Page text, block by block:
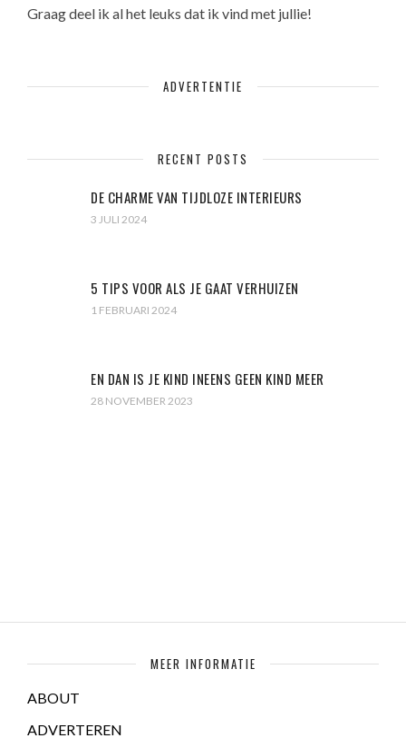
Graag deel ik al het leuks dat ik vind met jullie!
ADVERTENTIE
RECENT POSTS
DE CHARME VAN TIJDLOZE INTERIEURS
3 JULI 2024
5 TIPS VOOR ALS JE GAAT VERHUIZEN
1 FEBRUARI 2024
EN DAN IS JE KIND INEENS GEEN KIND MEER
28 NOVEMBER 2023
MEER INFORMATIE
ABOUT
ADVERTEREN